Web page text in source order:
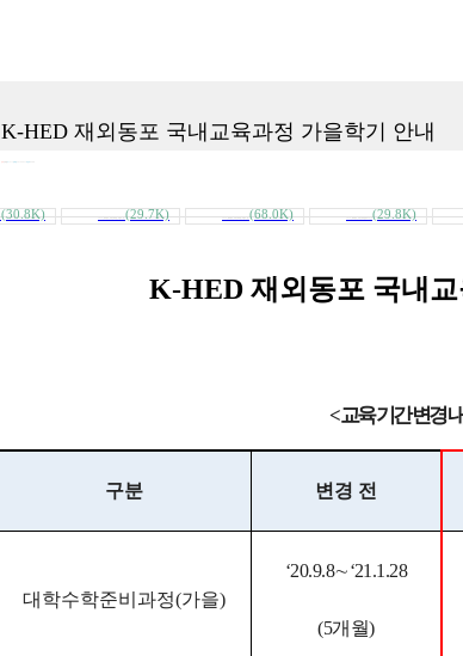
K-HED 재외동포 국내교육과정 가을학기 안내
(30.8K) (29.7K) (68.0K) (29.8K)
K-HED 재외동포 국내교
<교육 기간 변경
구분 변경 전
대학수학준비과정(가을)
‘20.9.8∼‘21.1.28
(5개월)